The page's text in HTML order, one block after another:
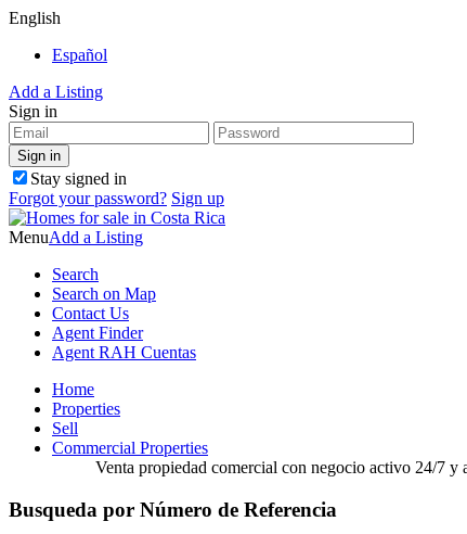
English
Español
Add a Listing
Sign in
Stay signed in
Forgot your password? Sign up
MenuAdd a Listing
Search
Search on Map
Contact Us
Agent Finder
Agent RAH Cuentas
Home
Properties
Sell
Commercial Properties
Venta propiedad comercial con negocio activo 24/7
Busqueda por Número de Referencia